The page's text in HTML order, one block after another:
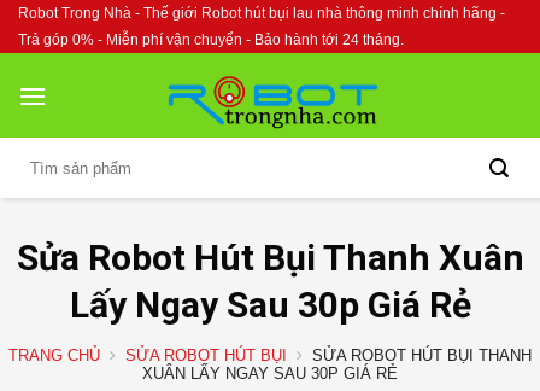
Skip
Robot Trong Nhà - Thế giới Robot hút bụi lau nhà thông minh chính hãng -
Trả góp 0% - Miễn phí vận chuyển - Bảo hành tới 24 tháng.
Tìm
Sửa Robot Hút Bụi Thanh Xuân
Lấy Ngay Sau 30p Giá Rẻ
TRANG CHỦ SỬA ROBOT HÚT BỤI
SỬA ROBOT HÚT BỤI THANH
XUÂN LẤY NGAY SAU 30P GIÁ RẺ